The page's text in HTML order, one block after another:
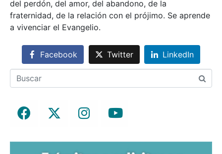
del perdón, del amor, del abandono, de la
fraternidad, de la relación con el prójimo. Se aprende
a vivenciar el Evangelio.
Facebook Twitter LinkedIn